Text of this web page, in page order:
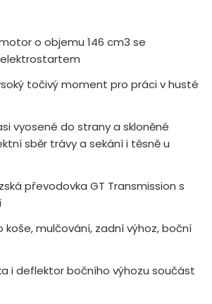
o objemu 146 cm3 se
točivý moment pro práci v husté
vyosené do strany a skloněné
sběr trávy a sekání i těsně u
převodovka GT Transmission s
koše, mulčování, zadní výhoz, boční
i deflektor bočního výhozu součást